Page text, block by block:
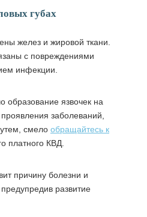
губах
желез и жировой ткани.
с повреждениями
инфекции.
образование язвочек на
заболеваний,
смело обращайтесь к
платного КВД.
причину болезни и
развитие